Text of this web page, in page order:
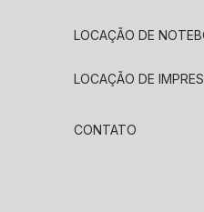
LOCAÇÃO DE
LOCAÇÃO DE
CONTATO